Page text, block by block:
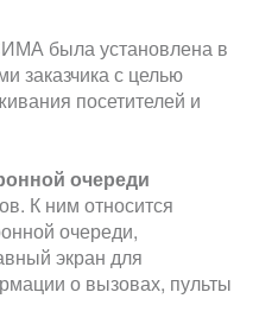
была установлена в
заказчика с целью
посетителей и
очереди
К ним относится
очереди,
экран для
о вызовах, пульты